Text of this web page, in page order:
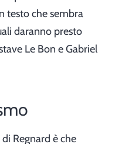
testo che sembra
daranno presto
Le Bon e Gabriel
Regnard è che